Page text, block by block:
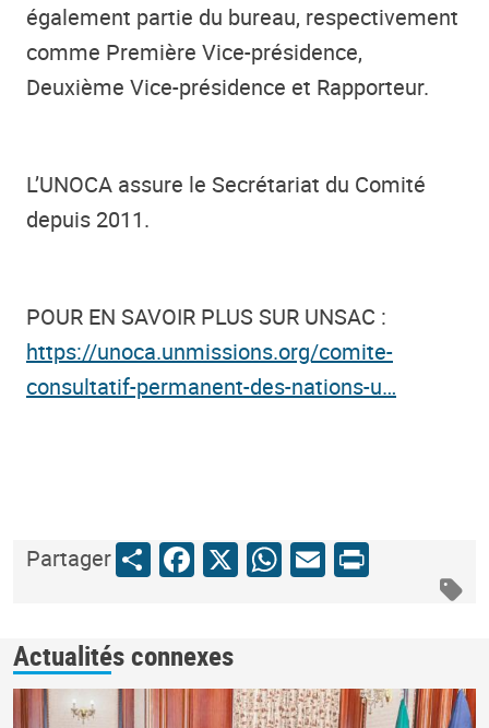
également partie du bureau, respectivement
comme Première Vice-présidence,
Deuxième Vice-présidence et Rapporteur.
L’UNOCA assure le Secrétariat du Comité
depuis 2011.
POUR EN SAVOIR PLUS SUR UNSAC :
https://unoca.unmissions.org/comite-
consultatif-permanent-des-nations-u…
PartagerShareFacebook
X WhatsApp
Email
Print
Actualités connexes